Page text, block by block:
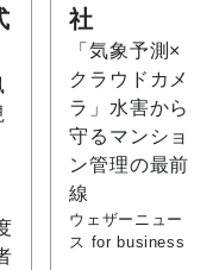
社
「気象予測×
クラウドカメ
ラ」水害から
守るマンショ
ン管理の最前
線
ウェザーニュー
ス for business